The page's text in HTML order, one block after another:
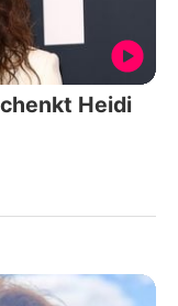
Heidi